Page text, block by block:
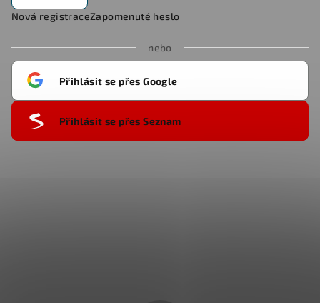
Nová registraceZapomenuté heslo
nebo
Přihlásit se přes Google
Přihlásit se přes Seznam